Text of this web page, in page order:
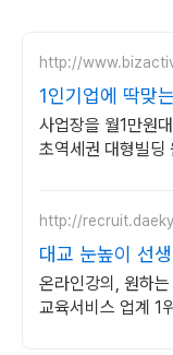
http://
1인기업에 딱맞
사업장을 월1만원
초역세권 대형빌딩
http://
대교 눈높이 선
온라인강의, 원하
교육서비스 업계 1